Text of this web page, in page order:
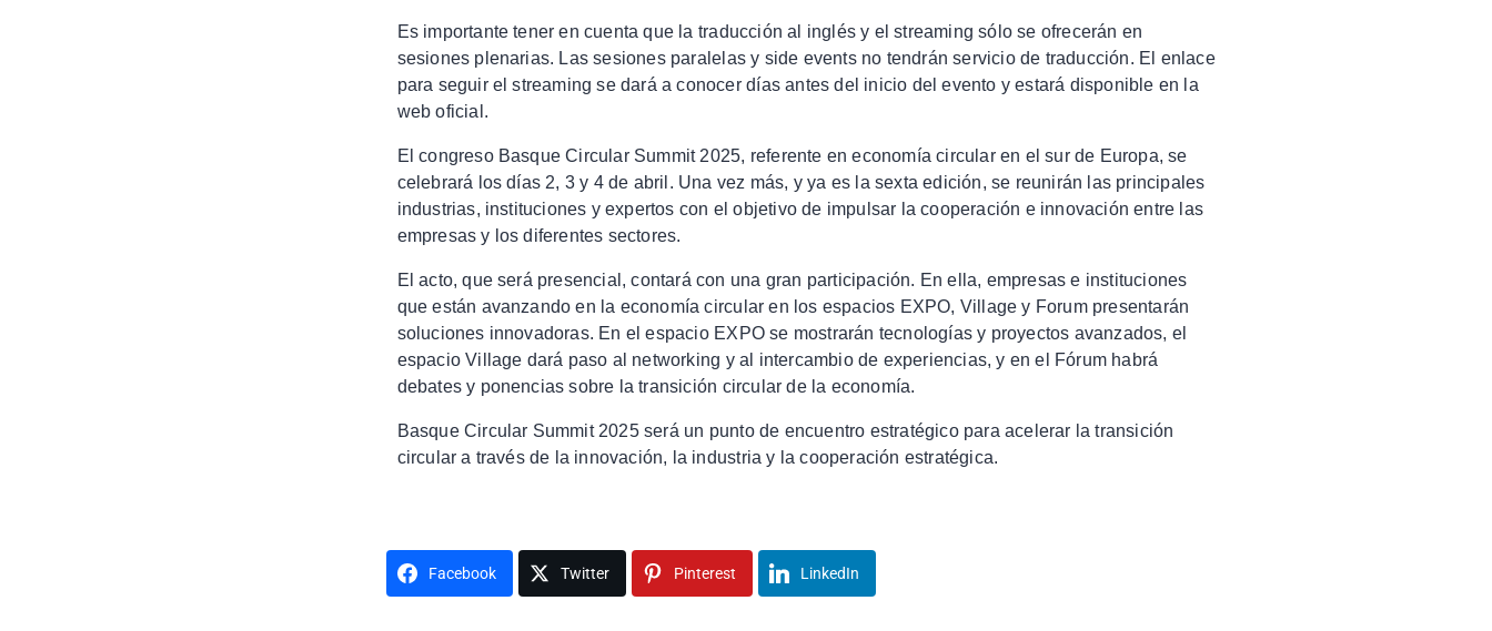
Es importante tener en cuenta que la traducción al inglés y el streaming sólo se ofrecerán en
sesiones plenarias. Las sesiones paralelas y side events no tendrán servicio de traducción. El enlace
para seguir el streaming se dará a conocer días antes del inicio del evento y estará disponible en la
web oficial.
El congreso Basque Circular Summit 2025, referente en economía circular en el sur de Europa, se
celebrará los días 2, 3 y 4 de abril. Una vez más, y ya es la sexta edición, se reunirán las principales
industrias, instituciones y expertos con el objetivo de impulsar la cooperación e innovación entre las
empresas y los diferentes sectores.
El acto, que será presencial, contará con una gran participación. En ella, empresas e instituciones
que están avanzando en la economía circular en los espacios EXPO, Village y Forum presentarán
soluciones innovadoras. En el espacio EXPO se mostrarán tecnologías y proyectos avanzados, el
espacio Village dará paso al networking y al intercambio de experiencias, y en el Fórum habrá
debates y ponencias sobre la transición circular de la economía.
Basque Circular Summit 2025 será un punto de encuentro estratégico para acelerar la transición
circular a través de la innovación, la industria y la cooperación estratégica.
Facebook Twitter Pinterest LinkedIn